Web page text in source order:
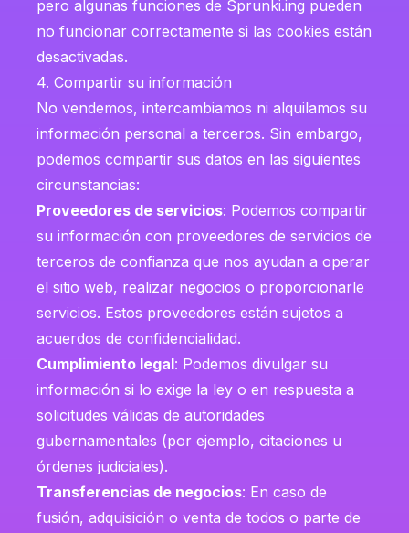
pero algunas funciones de Sprunki.ing pueden
no funcionar correctamente si las cookies están
desactivadas.
4. Compartir su información
No vendemos, intercambiamos ni alquilamos su
información personal a terceros. Sin embargo,
podemos compartir sus datos en las siguientes
circunstancias:
Proveedores de servicios: Podemos compartir
su información con proveedores de servicios de
terceros de confianza que nos ayudan a operar
el sitio web, realizar negocios o proporcionarle
servicios. Estos proveedores están sujetos a
acuerdos de confidencialidad.
Cumplimiento legal: Podemos divulgar su
información si lo exige la ley o en respuesta a
solicitudes válidas de autoridades
gubernamentales (por ejemplo, citaciones u
órdenes judiciales).
Transferencias de negocios: En caso de
fusión, adquisición o venta de todos o parte de